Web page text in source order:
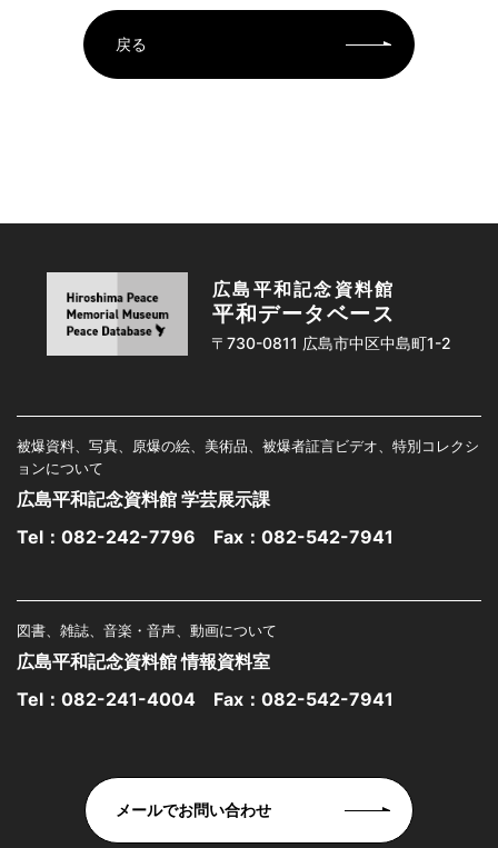
戻る
広島平和記念資料館
平和データベース
〒730-0811 広島市中区中島町1-2
被爆資料、写真、原爆の絵、美術品、被爆者証言ビデオ、特別コレクシ
ョンについて
広島平和記念資料館 学芸展示課
Tel： 082-242-7796 Fax：082-542-7941
図書、雑誌、音楽・音声、動画について
広島平和記念資料館 情報資料室
Tel： 082-241-4004 Fax：082-542-7941
メールでお問い合わせ